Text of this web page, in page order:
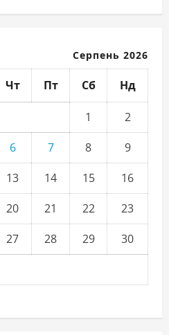
Серпень 2026
Чт Пт Сб Нд
1
2
6 7 8
9
13 14 15
16
20 21 22
23
27 28 29
30